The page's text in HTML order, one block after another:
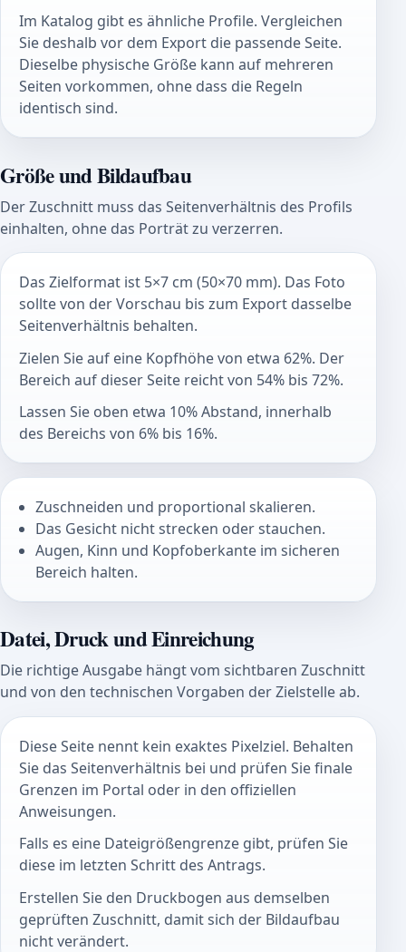
Im Katalog gibt es ähnliche Profile. Vergleichen
Sie deshalb vor dem Export die passende Seite.
Dieselbe physische Größe kann auf mehreren
Seiten vorkommen, ohne dass die Regeln
identisch sind.
Größe und Bildaufbau
Der Zuschnitt muss das Seitenverhältnis des Profils
einhalten, ohne das Porträt zu verzerren.
Das Zielformat ist 5×7 cm (50×70 mm). Das Foto
sollte von der Vorschau bis zum Export dasselbe
Seitenverhältnis behalten.
Zielen Sie auf eine Kopfhöhe von etwa 62%. Der
Bereich auf dieser Seite reicht von 54% bis 72%.
Lassen Sie oben etwa 10% Abstand, innerhalb
des Bereichs von 6% bis 16%.
Zuschneiden und proportional skalieren.
Das Gesicht nicht strecken oder stauchen.
Augen, Kinn und Kopfoberkante im sicheren
Bereich halten.
Datei, Druck und Einreichung
Die richtige Ausgabe hängt vom sichtbaren Zuschnitt
und von den technischen Vorgaben der Zielstelle ab.
Diese Seite nennt kein exaktes Pixelziel. Behalten
Sie das Seitenverhältnis bei und prüfen Sie finale
Grenzen im Portal oder in den offiziellen
Anweisungen.
Falls es eine Dateigrößengrenze gibt, prüfen Sie
diese im letzten Schritt des Antrags.
Erstellen Sie den Druckbogen aus demselben
geprüften Zuschnitt, damit sich der Bildaufbau
nicht verändert.